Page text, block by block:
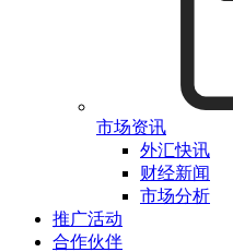
市场资讯
外汇快讯
财经新闻
市场分析
推广活动
合作伙伴